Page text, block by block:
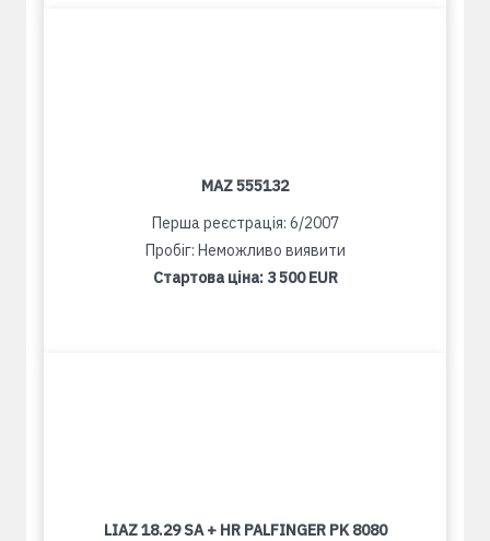
MAZ 555132
Перша реєстрація: 6/2007
Пробіг: Неможливо виявити
Стартова ціна: 3 500 EUR
LIAZ 18.29 SA + HR PALFINGER PK 8080